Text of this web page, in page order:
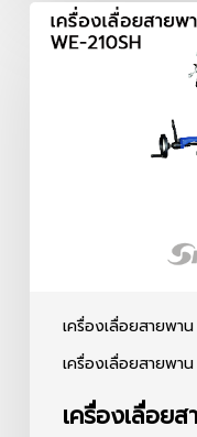
เครื่องเลื่อยสายพาน
เครื่องเลื่อยสายพา
เครื่อง
เลื่อย
เครื่องเลื่อย